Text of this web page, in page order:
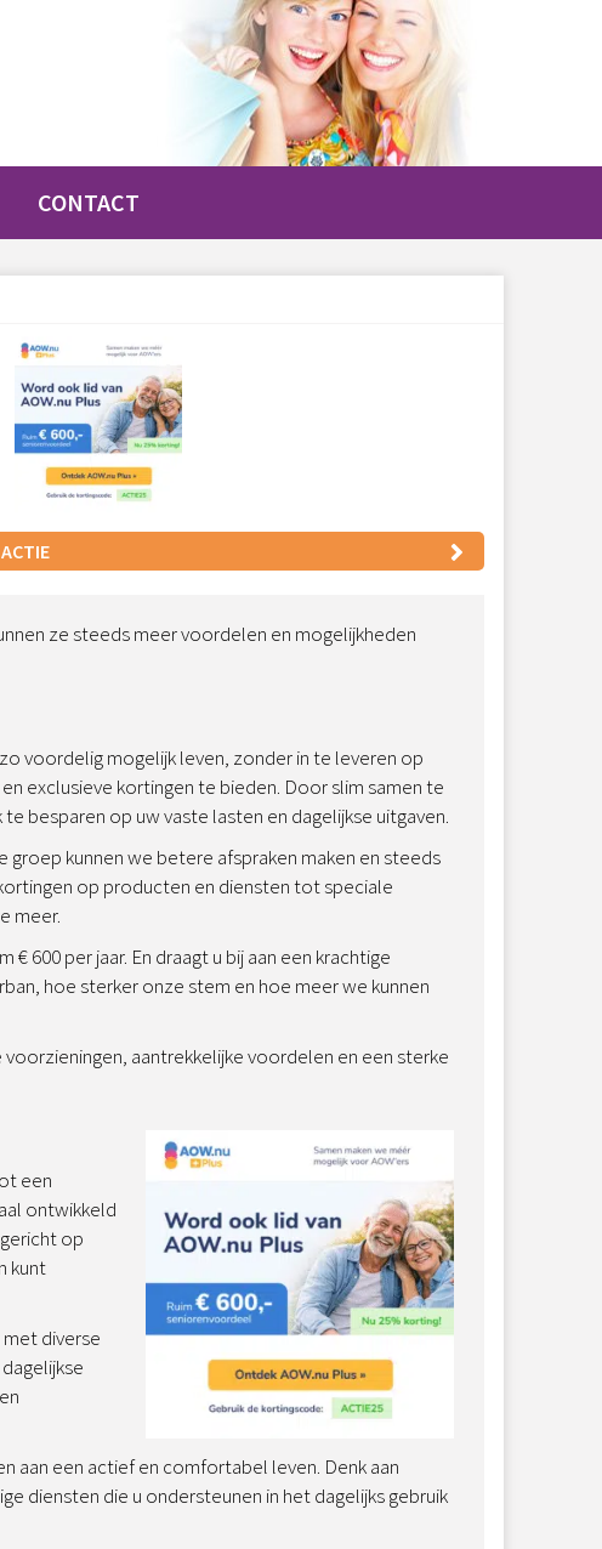
CONTACT
ze steeds meer voordelen en mogelijkheden
voordelig mogelijk leven, zonder in te leveren op
exclusieve kortingen te bieden. Door slim samen te
besparen op uw vaste lasten en dagelijkse uitgaven.
groep kunnen we betere afspraken maken en steeds
op producten en diensten tot speciale
meer.
per jaar. En draagt u bij aan een krachtige
hoe sterker onze stem en hoe meer we kunnen
aantrekkelijke voordelen en een sterke
een
ontwikkeld
op
kunt
diverse
aan een actief en comfortabel leven. Denk aan
diensten die u ondersteunen in het dagelijks gebruik